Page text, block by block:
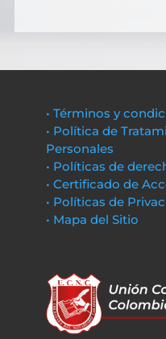
• Términos y
• Política de
Personales
• Políticas de
• Certificado de
• Políticas de
• Mapa del Sitio